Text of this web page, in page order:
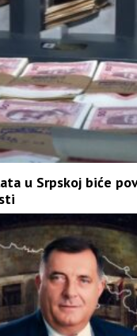
u Srpskoj biće